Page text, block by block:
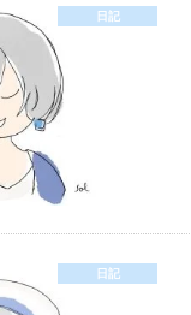
日記
日記